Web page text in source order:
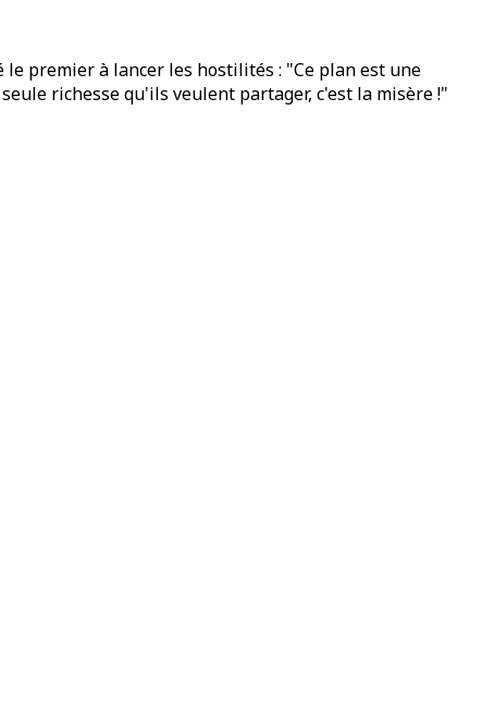
premier à lancer les hostilités : "Ce plan est une
richesse qu'ils veulent partager, c'est la misère !"